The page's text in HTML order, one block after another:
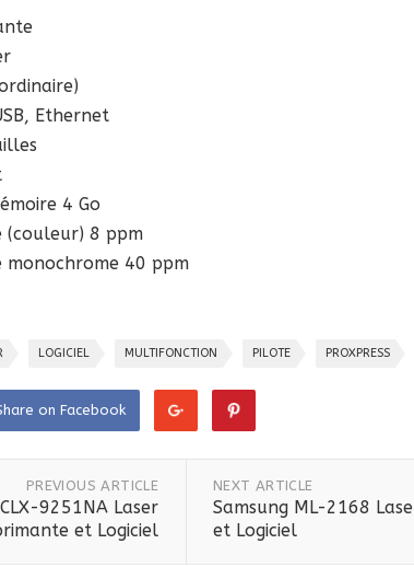
Ethernet
4 Go
(couleur) 8 ppm
monochrome 40 ppm
LOGICIEL MULTIFONCTION PILOTE PROXPRESS
on Facebook
PREVIOUS ARTICLE
9251NA Laser
et Logiciel
NEXT ARTICLE
Samsung ML-2168
et Logiciel